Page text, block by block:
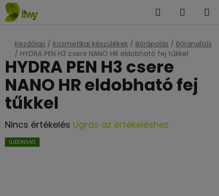
Ugrás
a
tartalomhoz
KeresésKOSÁR
Kezdőlap / Kozmetikai készülékek / Bőrápolás / Bőranalízis
/ HYDRA PEN H3 csere NANO HR eldobható fej tűkkel
HYDRA PEN H3 csere
NANO HR eldobható fej
tűkkel
A
termék
Nincs értékelés Ugrás az értékeléshez
ÚJDONSÁG